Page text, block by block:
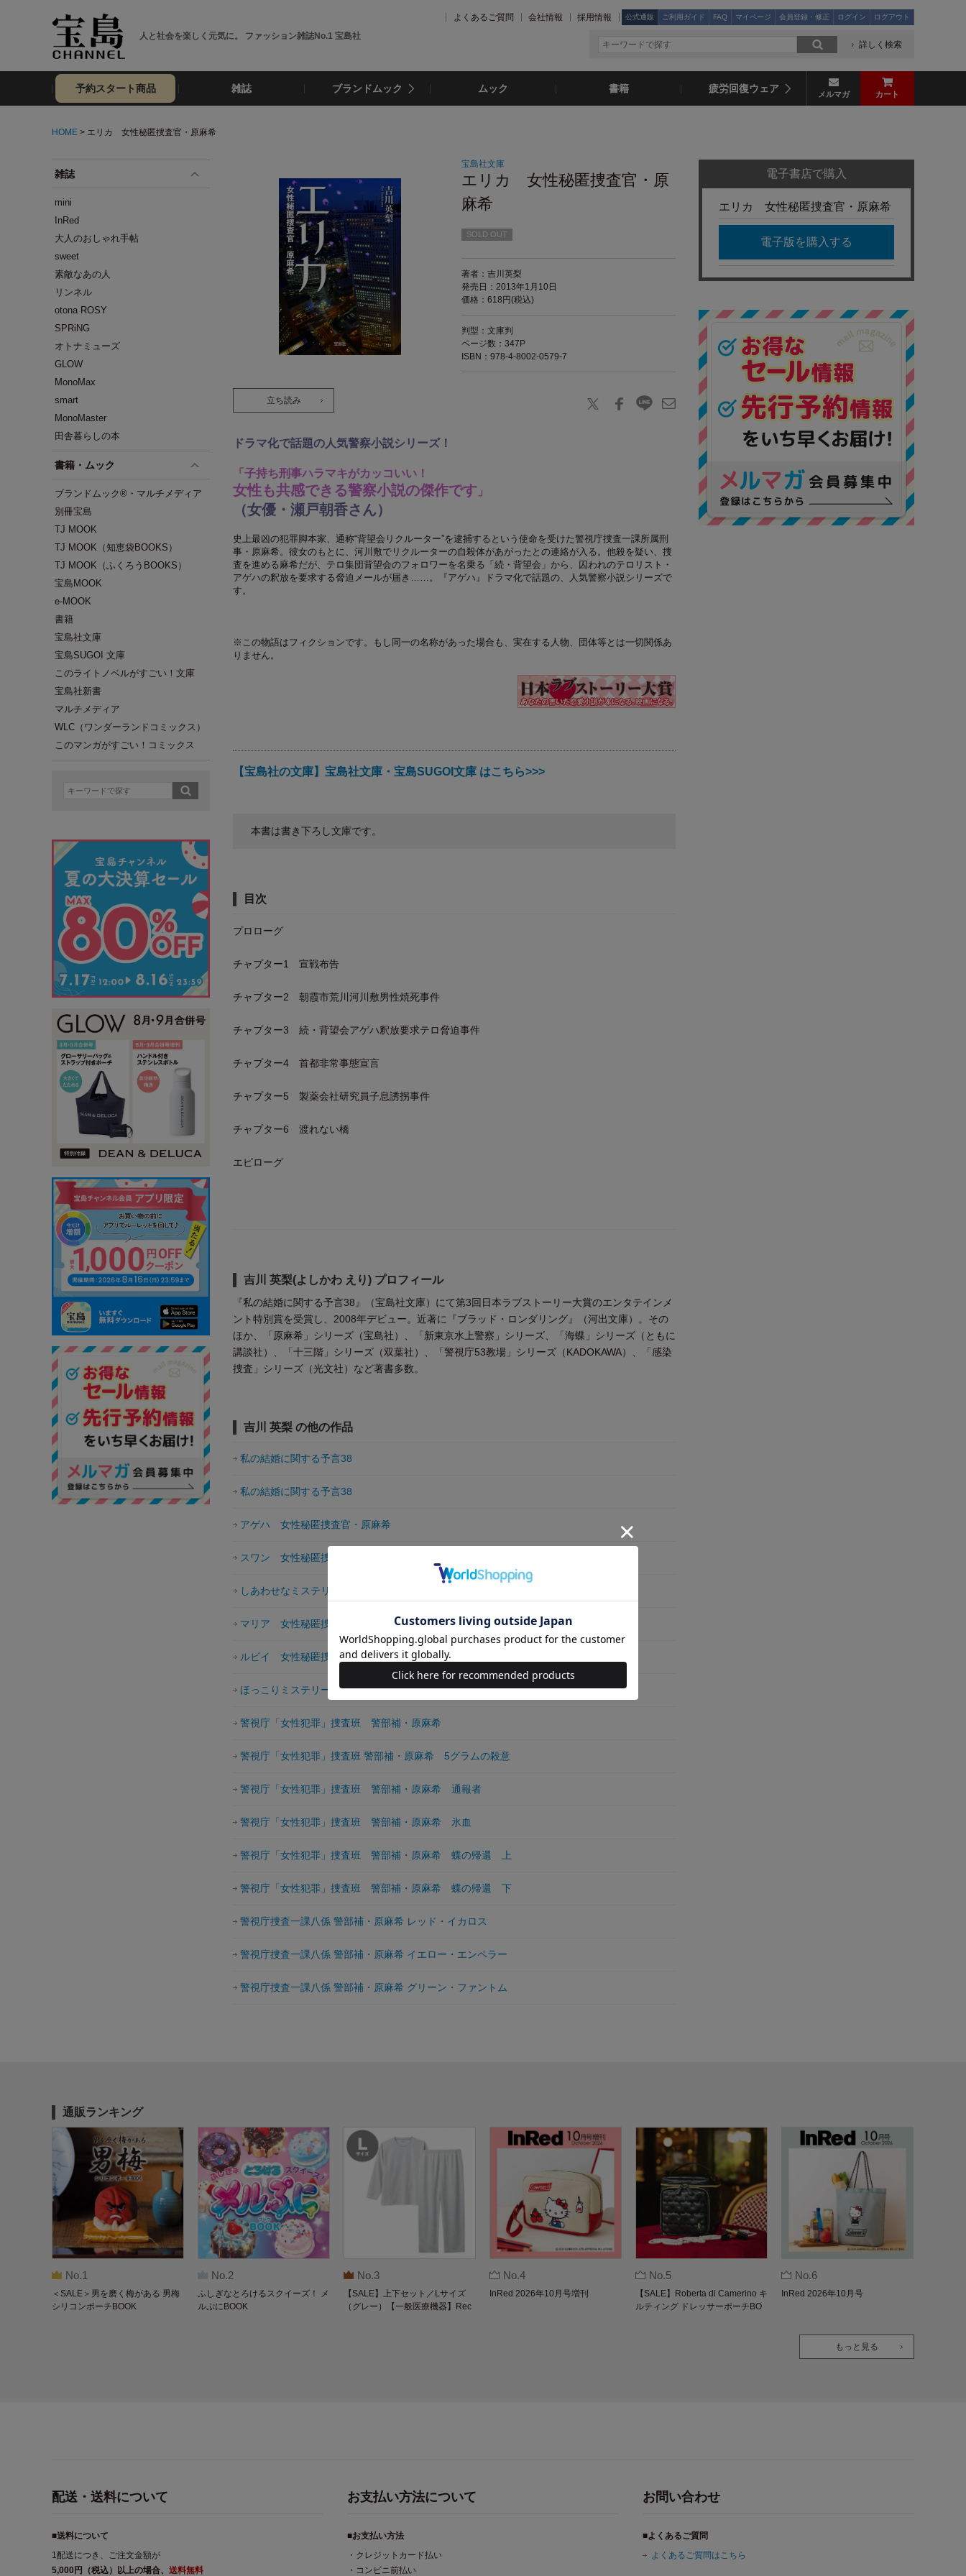
人と社会を楽しく元気に。 ファッション雑誌No.1 宝島社
よくあるご質問 会社情報 採用情報 公式通販 ご利用ガイド FAQ マイページ 会員登録・修正 ログイン ログアウト
詳しく検索
予約スタート商品 雑誌 ブランドムック ムック 書籍 疲労回復ウェア メルマガ カート
HOME > エリカ 女性秘匿捜査官・原麻希
雑誌
mini
InRed
大人のおしゃれ手帖
sweet
素敵なあの人
リンネル
otona ROSY
SPRiNG
オトナミューズ
GLOW
MonoMax
smart
MonoMaster
田舎暮らしの本
書籍・ムック
ブランドムック®・マルチメディア
別冊宝島
TJ MOOK
TJ MOOK（知恵袋BOOKS）
TJ MOOK（ふくろうBOOKS）
宝島MOOK
e-MOOK
書籍
宝島社文庫
宝島SUGOI 文庫
このライトノベルがすごい！文庫
宝島社新書
マルチメディア
WLC（ワンダーランドコミックス）
このマンガがすごい！コミックス
立ち読み
宝島社文庫
エリカ 女性秘匿捜査官・原
麻希
SOLD OUT
著者：吉川英梨
発売日：2013年1月10日
価格：618円(税込)
判型：文庫判
ページ数：347P
ISBN：978-4-8002-0579-7
ドラマ化で話題の人気警察小説シリーズ！
「子持ち刑事ハラマキがカッコいい！
女性も共感できる警察小説の傑作です 」
（女優・瀬戸朝香さん）
史上最凶の犯罪脚本家、通称“背望会リクルーター”を逮捕するという使命を受けた警視庁捜査一課所属刑
事・原麻希。彼女のもとに、河川敷でリクルーターの自殺体があがったとの連絡が入る。他殺を疑い、捜
査を進める麻希だが、テロ集団背望会のフォロワーを名乗る「続・背望会」から、囚われのテロリスト・
アゲハの釈放を要求する脅迫メールが届き……。『アゲハ』ドラマ化で話題の、人気警察小説シリーズで
す。
※この物語はフィクションです。もし同一の名称があった場合も、実在する人物、団体等とは一切関係あ
りません。
【宝島社の文庫】宝島社文庫・宝島SUGOI文庫 はこちら>>>
本書は書き下ろし文庫です。
目次
プロローグ
チャプター1 宣戦布告
チャプター2 朝霞市荒川河川敷男性焼死事件
チャプター3 続・背望会アゲハ釈放要求テロ脅迫事件
チャプター4 首都非常事態宣言
チャプター5 製薬会社研究員子息誘拐事件
チャプター6 渡れない橋
エピローグ
吉川 英梨(よしかわ えり) プロフィール
『私の結婚に関する予言38』（宝島社文庫）にて第3回日本ラブストーリー大賞のエンタテインメ
ント特別賞を受賞し、2008年デビュー。近著に『ブラッド・ロンダリング』（河出文庫）。その
ほか、「原麻希」シリーズ（宝島社）、「新東京水上警察」シリーズ、「海蝶」シリーズ（ともに
講談社）、「十三階」シリーズ（双葉社）、「警視庁53教場」シリーズ（KADOKAWA）、「感染
捜査」シリーズ（光文社）など著書多数。
吉川 英梨 の他の作品
私の結婚に関する予言38
私の結婚に関する予言38
アゲハ 女性秘匿捜査官・原麻希
スワン 女性秘匿捜査官・原麻希
しあわせなミステリー
マリア 女性秘匿捜査官・原麻希
ルビイ 女性秘匿捜査官・原麻希
ほっこりミステリー
警視庁「女性犯罪」捜査班 警部補・原麻希
警視庁「女性犯罪」捜査班 警部補・原麻希 5グラムの殺意
警視庁「女性犯罪」捜査班 警部補・原麻希 通報者
警視庁「女性犯罪」捜査班 警部補・原麻希 氷血
警視庁「女性犯罪」捜査班 警部補・原麻希 蝶の帰還 上
警視庁「女性犯罪」捜査班 警部補・原麻希 蝶の帰還 下
警視庁捜査一課八係 警部補・原麻希 レッド・イカロス
警視庁捜査一課八係 警部補・原麻希 イエロー・エンペラー
警視庁捜査一課八係 警部補・原麻希 グリーン・ファントム
電子書店で購入
エリカ 女性秘匿捜査官・原麻希
電子版を購入する
通販ランキング
No.1
＜SALE＞男を磨く梅がある 男梅
シリコンポーチBOOK
No.2
ふしぎなとろけるスクイーズ！ メ
ルぷにBOOK
No.3
【SALE】上下セット／Lサイズ
（グレー）【一般医療機器】Rec
No.4
InRed 2026年10月号増刊
No.5
【SALE】Roberta di Camerino キ
ルティング ドレッサーポーチBO
No.6
InRed 2026年10月号
もっと見る
配送・送料について
■送料について
1配送につき、ご注文金額が
5,000円（税込）以上の場合、 送料無料
お支払い方法について
■お支払い方法
・クレジットカード払い
・コンビニ前払い
お問い合わせ
■よくあるご質問
よくあるご質問はこちら